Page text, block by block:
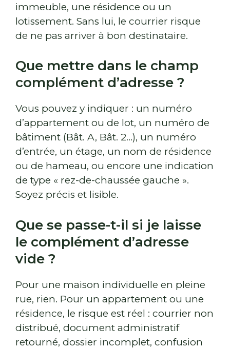
immeuble, une résidence ou un
lotissement. Sans lui, le courrier risque
de ne pas arriver à bon destinataire.
Que mettre dans le champ
complément d’adresse ?
Vous pouvez y indiquer : un numéro
d’appartement ou de lot, un numéro de
bâtiment (Bât. A, Bât. 2…), un numéro
d’entrée, un étage, un nom de résidence
ou de hameau, ou encore une indication
de type « rez-de-chaussée gauche ».
Soyez précis et lisible.
Que se passe-t-il si je laisse
le complément d’adresse
vide ?
Pour une maison individuelle en pleine
rue, rien. Pour un appartement ou une
résidence, le risque est réel : courrier non
distribué, document administratif
retourné, dossier incomplet, confusion